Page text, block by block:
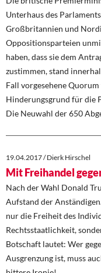
Unterhaus des
Großbritannien und
Oppositionsparteien
haben, dass sie dem
zustimmen, stand
Fall vorgesehene
Hinderungsgrund für die
Die Neuwahl der 650
19.04.2017 / Dierk Hirschel
Mit Freihandel
Nach der Wahl Donald
Aufstand der
nur die Freiheit des
Rechtsstaatlichkeit,
Botschaft lautet: Wer
Ausgrenzung ist, muss